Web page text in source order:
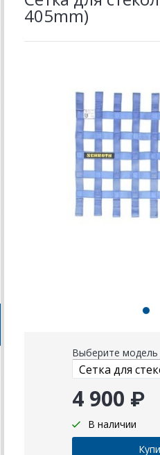
405mm)
Выберите модель
4 900 ₽
В наличии